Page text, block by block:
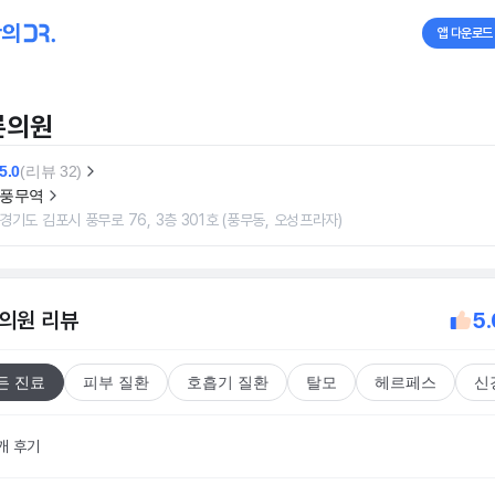
앱 다운로드
원
5.0(리뷰 32)
풍무역
경기도 김포시 풍무로 76, 3층 301호 (풍무동, 오성프라자)
원 리뷰
진료 피부 질환 호흡기 질환 탈모 헤르페스 신
후기